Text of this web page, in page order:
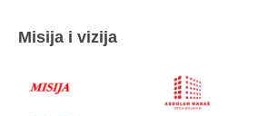
Misija i vizija